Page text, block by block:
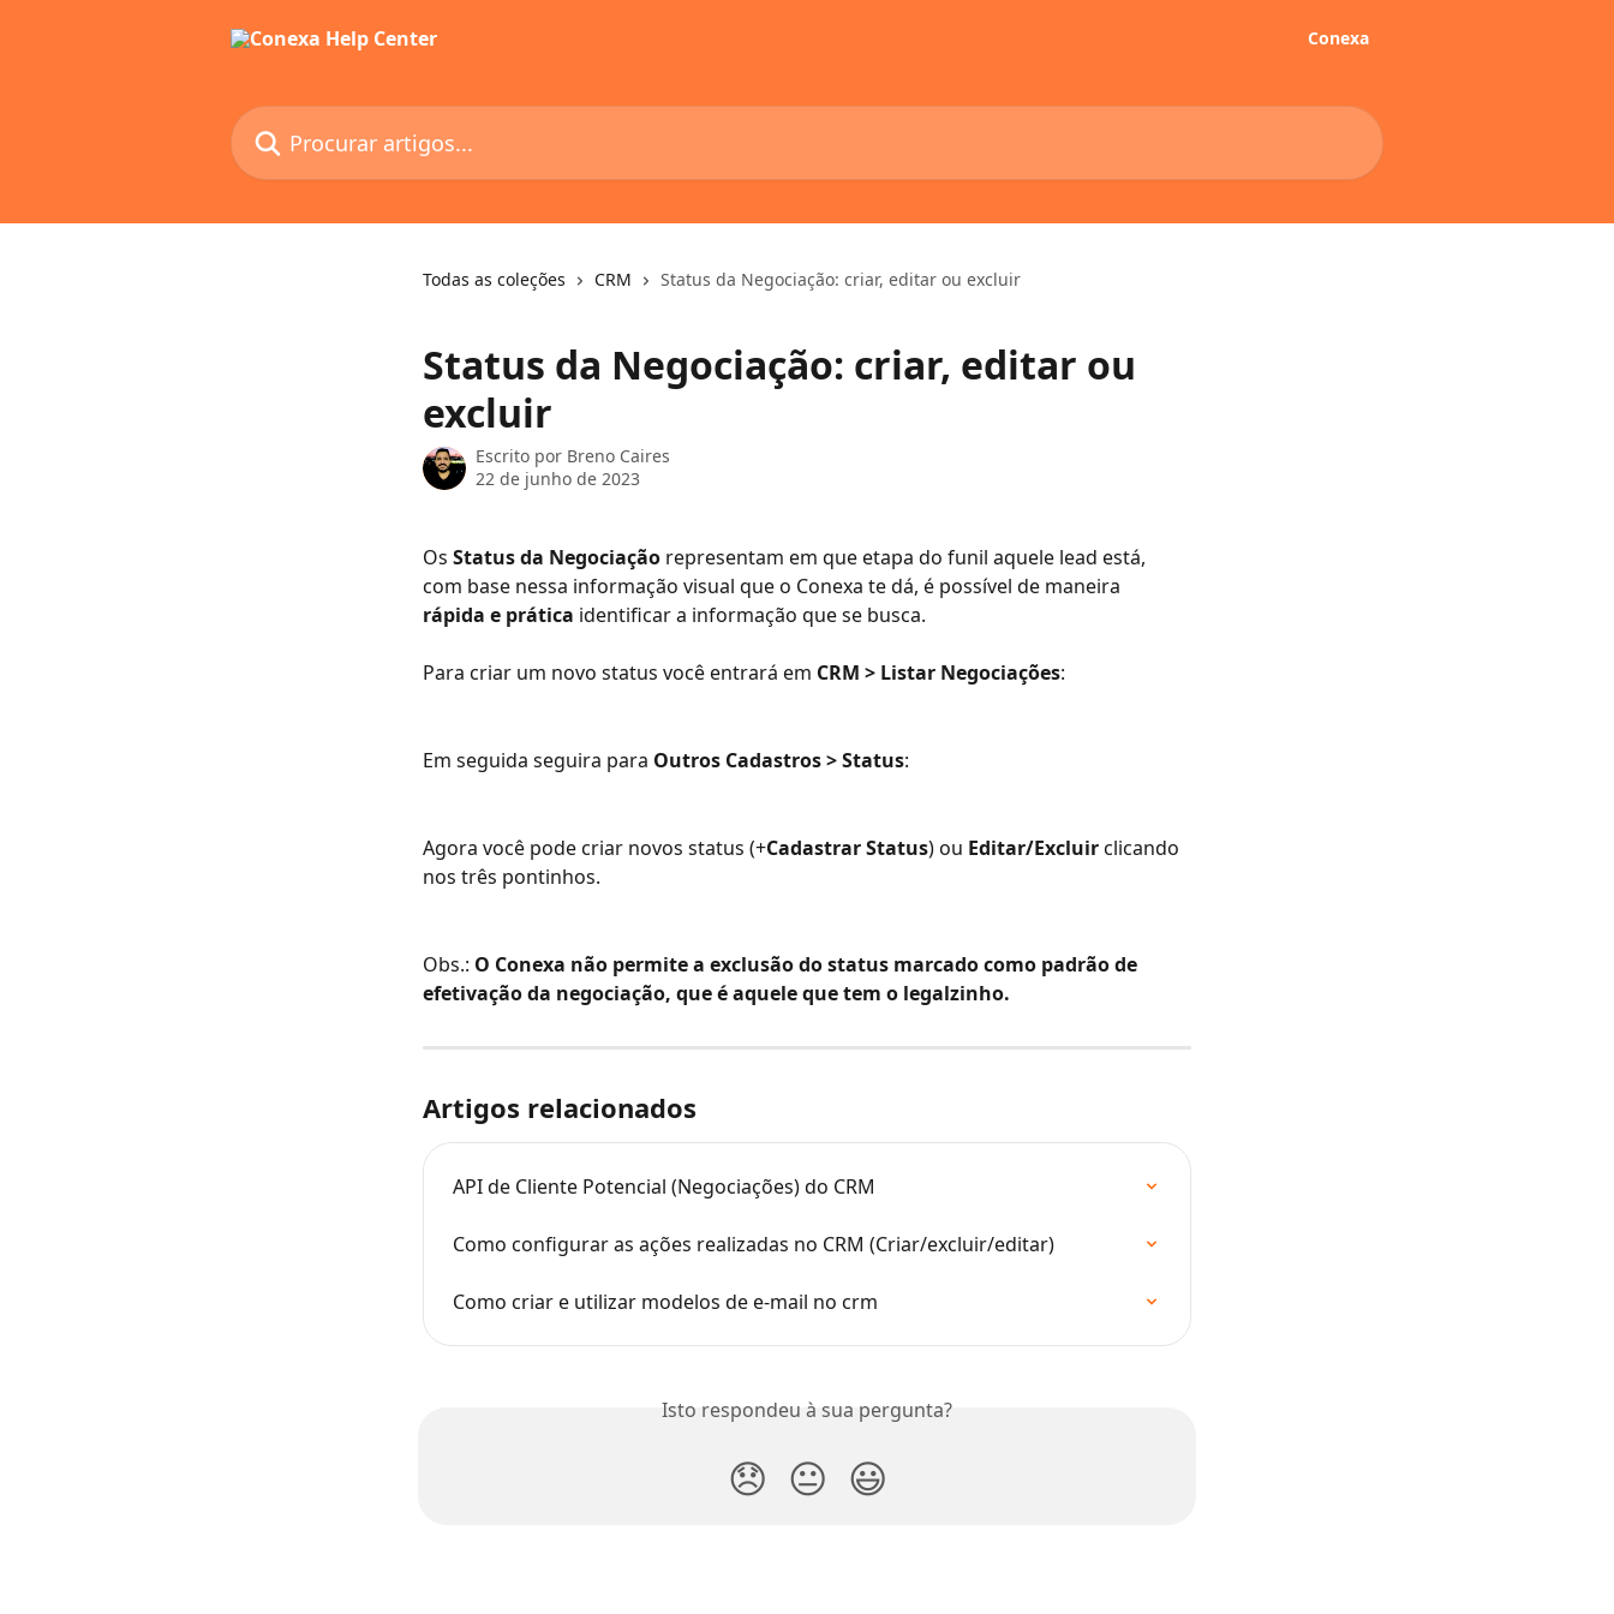
Conexa
Procurar artigos...
Todas as coleções CRM Status da Negociação: criar, editar ou excluir
Status da Negociação: criar, editar ou
excluir
Escrito por Breno Caires
22 de junho de 2023
Os Status da Negociação representam em que etapa do funil aquele lead está,
com base nessa informação visual que o Conexa te dá, é possível de maneira
rápida e prática identificar a informação que se busca.
Para criar um novo status você entrará em CRM > Listar Negociações:
Em seguida seguira para Outros Cadastros > Status:
Agora você pode criar novos status (+Cadastrar Status) ou Editar/Excluir clicando
nos três pontinhos.
Obs.: O Conexa não permite a exclusão do status marcado como padrão de
efetivação da negociação, que é aquele que tem o legalzinho.
Artigos relacionados
API de Cliente Potencial (Negociações) do CRM
Como configurar as ações realizadas no CRM (Criar/excluir/editar)
Como criar e utilizar modelos de e-mail no crm
Isto respondeu à sua pergunta?
😞 😐 😃